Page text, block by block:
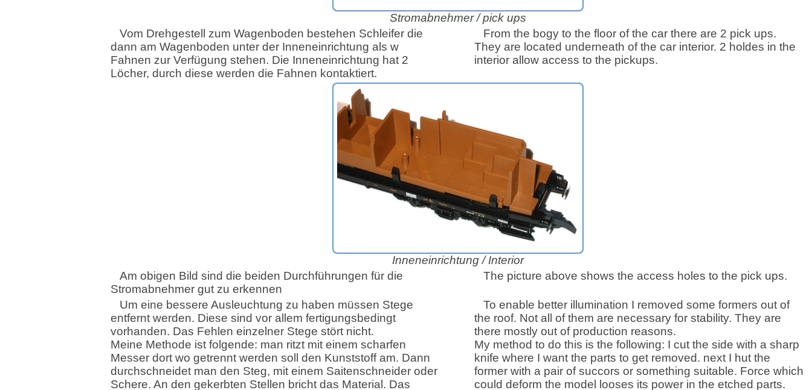
Stromabnehmer /pick ups
Vom Drehgestell zum Wagenboden bestehen Schleifer die
dann am Wagenboden unter der Inneneinrichtung als w
Fahnen zur Verfügung stehen. Die Inneneinrichtung hat 2
Löcher, durch diese werden die Fahnen kontaktiert.
From the bogy to the floor of the car there are 2 pick ups.
They are located underneath of the car interior. 2 holdes in the
interior allow access to the pickups.
Inneneinrichtung /Interior
Am obigen Bild sind die beiden Durchführungen für die
Stromabnehmer gut zu erkennen
The picture above shows the access holes to the pick ups.
Um eine bessere Ausleuchtung zu haben müssen Stege
entfernt werden. Diese sind vor allem fertigungsbedingt
vorhanden. Das Fehlen einzelner Stege stört nicht.
Meine Methode ist folgende: man ritzt mit einem scharfen
Messer dort wo getrennt werden soll den Kunststoff am. Dann
durchschneidet man den Steg, mit einem Saitenschneider oder
Schere. An den gekerbten Stellen bricht das Material. Das
To enable better illumination I removed some formers out of
the roof. Not all of them are necessary for stability. They are
there mostly out of production reasons.
My method to do this is the following: I cut the side with a sharp
knife where I want the parts to get removed. next I hut the
former with a pair of succors or something suitable. Force which
could deform the model looses its power in the etched parts.